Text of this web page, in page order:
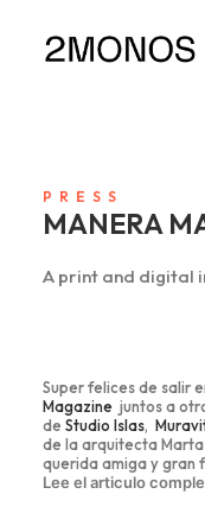
PRESS
MANERA
A print and digital
Super felices de salir
Magazine juntos a
de Studio Islas,
de la arquitecta
querida amiga y gran
Lee el articulo